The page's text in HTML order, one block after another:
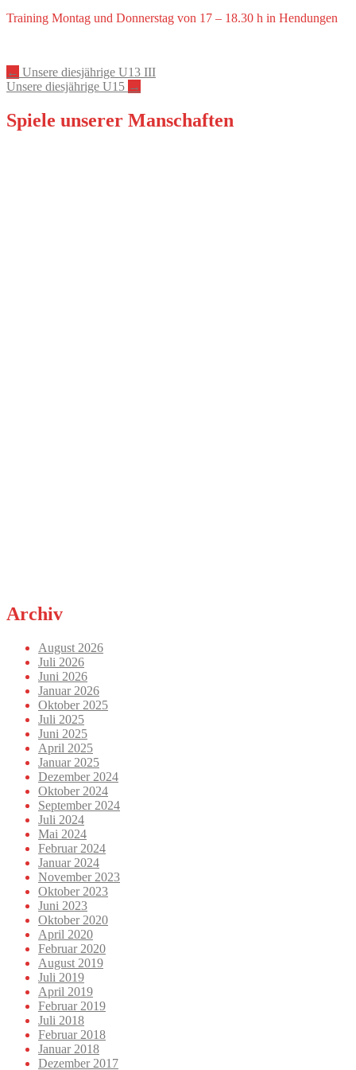
Training Montag und Donnerstag von 17 – 18.30 h in Hendungen
Artikel-
Navigation
← Unsere diesjährige U13 III
Unsere diesjährige U15 →
Spiele unserer Manschaften
Archiv
August 2026
Juli 2026
Juni 2026
Januar 2026
Oktober 2025
Juli 2025
Juni 2025
April 2025
Januar 2025
Dezember 2024
Oktober 2024
September 2024
Juli 2024
Mai 2024
Februar 2024
Januar 2024
November 2023
Oktober 2023
Juni 2023
Oktober 2020
April 2020
Februar 2020
August 2019
Juli 2019
April 2019
Februar 2019
Juli 2018
Februar 2018
Januar 2018
Dezember 2017